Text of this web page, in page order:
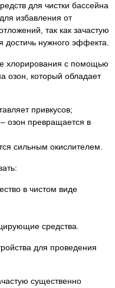
для чистки бассейна
избавления от
так как зачастую
нужного эффекта.
хлорирования с помощью
озон, который обладает
привкусов;
озон превращается в
сильным окислителем.
в чистом виде
средства.
для проведения
существенно